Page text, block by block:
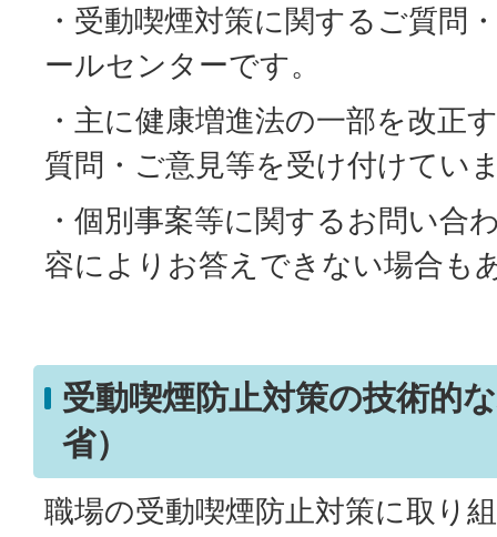
・受動喫煙対策に関するご質問
ールセンターです。
・主に健康増進法の一部を改正
質問・ご意見等を受け付けてい
・個別事案等に関するお問い合
容によりお答えできない場合も
受動喫煙防止対策の技術的
省）
職場の受動喫煙防止対策に取り